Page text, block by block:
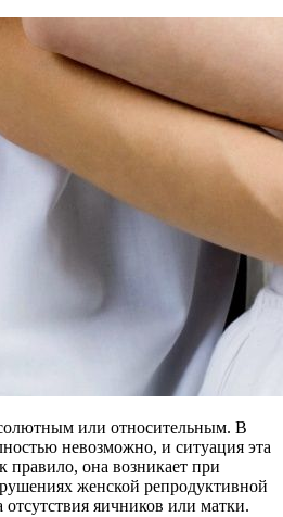
или относительным. В
невозможно, и ситуация эта
правило, она возникает при
женской репродуктивной
яичников или матки.